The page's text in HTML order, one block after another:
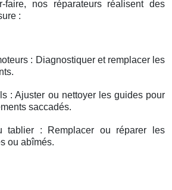
faire, nos réparateurs réalisent des
:
: Diagnostiquer et remplacer les
: Ajuster ou nettoyer les guides pour
saccadés.
tablier : Remplacer ou réparer les
ou abîmés.